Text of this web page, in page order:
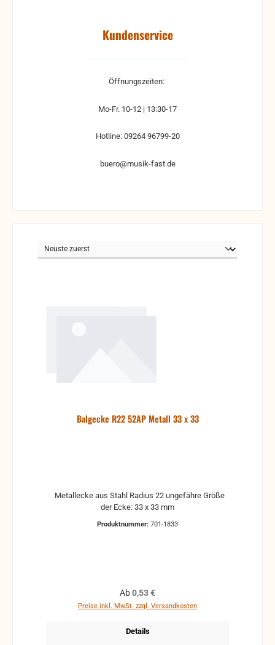
Kundenservice
Öffnungszeiten:
Mo-Fr. 10-12 | 13:30-17
Hotline: 09264 96799-20
buero@musik-fast.de
Balgecke R22 52AP Metall 33 x 33
der Ecke: 33 x 33 mm
Produktnummer: 701-1833
Regulärer Preis:
Ab0,53 €
Preise inkl. MwSt. zzgl. Versandkosten
Details